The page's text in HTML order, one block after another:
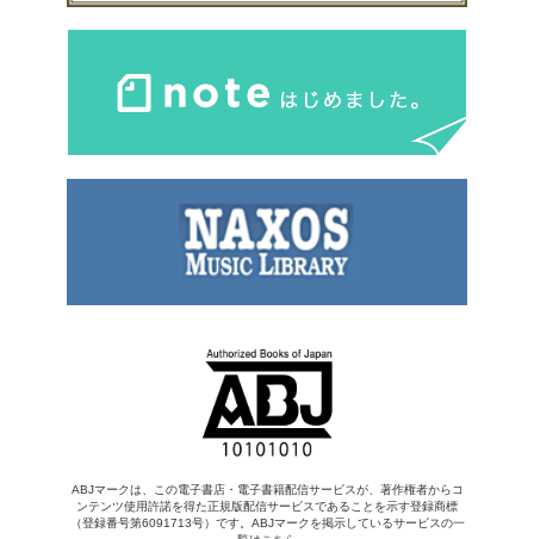
ABJマークは、この電子書店・電子書籍配信サービスが、著作権者からコ
ンテンツ使用許諾を得た正規版配信サービスであることを示す登録商標
（登録番号第6091713号）です。ABJマークを掲示しているサービスの一